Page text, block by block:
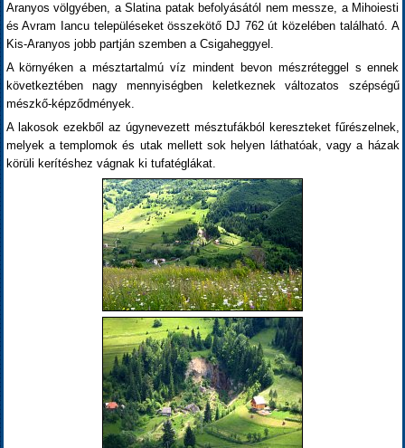
Aranyos völgyében, a Slatina patak befolyásától nem messze, a Mihoiesti
és Avram Iancu településeket összekötő DJ 762 út közelében található. A
Kis-Aranyos jobb partján szemben a Csigaheggyel.
A környéken a mésztartalmú víz mindent bevon mészréteggel s ennek
következtében nagy mennyiségben keletkeznek változatos szépségű
mészkő-képződmények.
A lakosok ezekből az úgynevezett mésztufákból kereszteket fűrészelnek,
melyek a templomok és utak mellett sok helyen láthatóak, vagy a házak
körüli kerítéshez vágnak ki tufatéglákat.